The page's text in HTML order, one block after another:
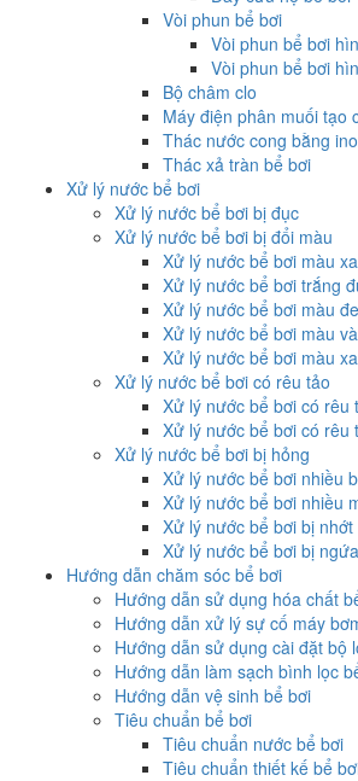
Vòi phun bể bơi
Vòi phun bể bơi
Vòi phun bể bơi
Bộ châm clo
Máy điện phân muối tạo
Thác nước cong bằng
Thác xả tràn bể bơi
Xử lý nước bể bơi
Xử lý nước bể bơi bị đục
Xử lý nước bể bơi bị đổi màu
Xử lý nước bể bơi màu
Xử lý nước bể bơi trắng
Xử lý nước bể bơi màu
Xử lý nước bể bơi màu
Xử lý nước bể bơi màu
Xử lý nước bể bơi có rêu tảo
Xử lý nước bể bơi có rêu
Xử lý nước bể bơi có rêu
Xử lý nước bể bơi bị hỏng
Xử lý nước bể bơi nhiều
Xử lý nước bể bơi nhiều
Xử lý nước bể bơi bị nhớt
Xử lý nước bể bơi bị
Hướng dẫn chăm sóc bể bơi
Hướng dẫn sử dụng hóa chất
Hướng dẫn xử lý sự cố máy
Hướng dẫn sử dụng cài đặt bộ
Hướng dẫn làm sạch bình lọc
Hướng dẫn vệ sinh bể bơi
Tiêu chuẩn bể bơi
Tiêu chuẩn nước bể bơi
Tiêu chuẩn thiết kế bể